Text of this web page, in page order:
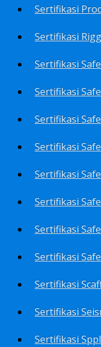
Sertifikasi
Sertifikasi
Sertifikasi
Sertifikasi
Sertifikasi
Sertifikasi